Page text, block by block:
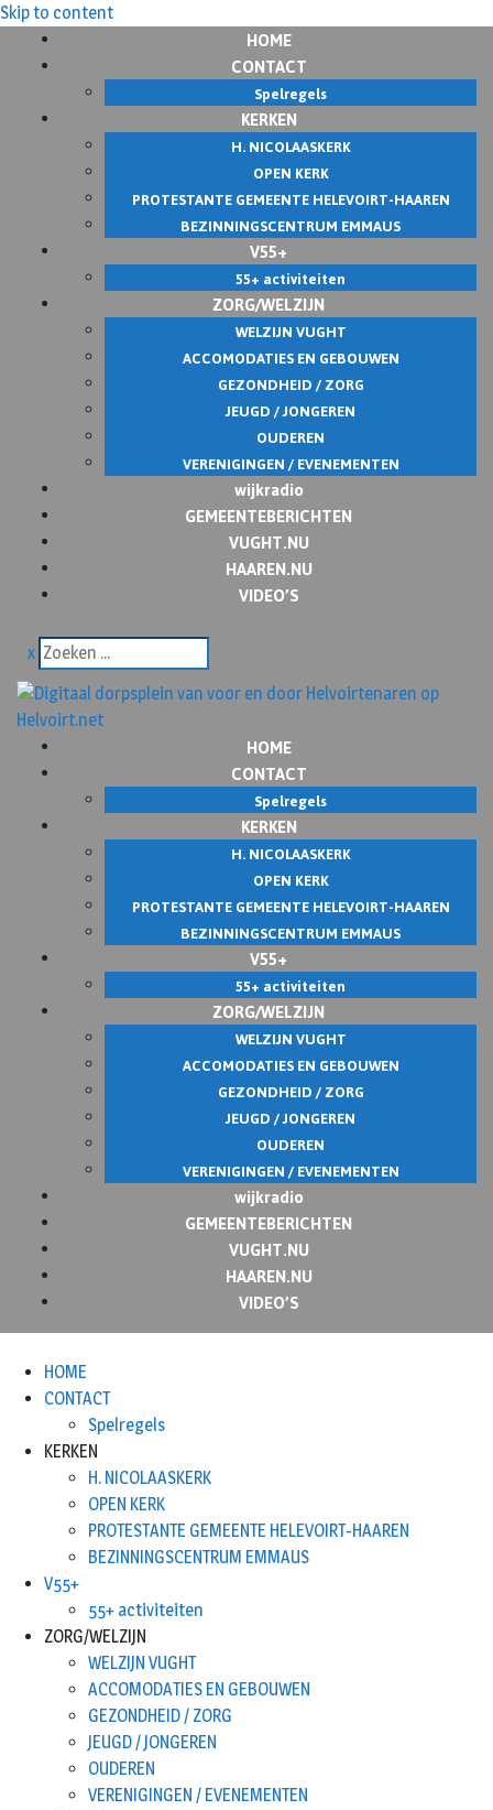
Skip to content
HOME
CONTACT
Spelregels
KERKEN
H. NICOLAASKERK
OPEN KERK
PROTESTANTE GEMEENTE HELEVOIRT-HAAREN
BEZINNINGSCENTRUM EMMAUS
V55+
55+ activiteiten
ZORG/WELZIJN
WELZIJN VUGHT
ACCOMODATIES EN GEBOUWEN
GEZONDHEID / ZORG
JEUGD / JONGEREN
OUDEREN
VERENIGINGEN / EVENEMENTEN
wijkradio
GEMEENTEBERICHTEN
VUGHT.NU
HAAREN.NU
VIDEO’S
x
HOME
CONTACT
Spelregels
KERKEN
H. NICOLAASKERK
OPEN KERK
PROTESTANTE GEMEENTE HELEVOIRT-HAAREN
BEZINNINGSCENTRUM EMMAUS
V55+
55+ activiteiten
ZORG/WELZIJN
WELZIJN VUGHT
ACCOMODATIES EN GEBOUWEN
GEZONDHEID / ZORG
JEUGD / JONGEREN
OUDEREN
VERENIGINGEN / EVENEMENTEN
wijkradio
GEMEENTEBERICHTEN
VUGHT.NU
HAAREN.NU
VIDEO’S
HOME
CONTACT
Spelregels
KERKEN
H. NICOLAASKERK
OPEN KERK
PROTESTANTE GEMEENTE HELEVOIRT-HAAREN
BEZINNINGSCENTRUM EMMAUS
V55+
55+ activiteiten
ZORG/WELZIJN
WELZIJN VUGHT
ACCOMODATIES EN GEBOUWEN
GEZONDHEID / ZORG
JEUGD / JONGEREN
OUDEREN
VERENIGINGEN / EVENEMENTEN